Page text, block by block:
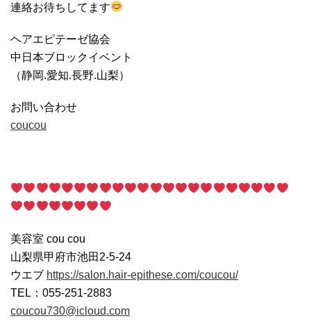
連絡お待ちしてます
ヘアエピテーゼ協会
中日本ブロックイベント
（静岡.愛知.長野.山梨）
お問い合わせ
coucou
美容室 cou cou
山梨県甲府市池田2-5-24
ウエブ https://salon.hair-epithese.com/coucou/
TEL：055-251-2883
coucou730@icloud.com